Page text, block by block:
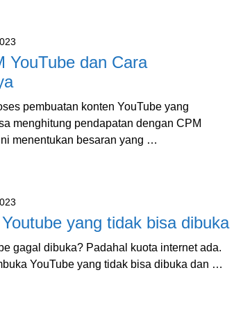
YouTube dan Cara
pembuatan konten YouTube yang
menghitung pendapatan dengan CPM
menentukan besaran yang …
yang tidak bisa dibuka
gagal dibuka? Padahal kuota internet ada.
YouTube yang tidak bisa dibuka dan …